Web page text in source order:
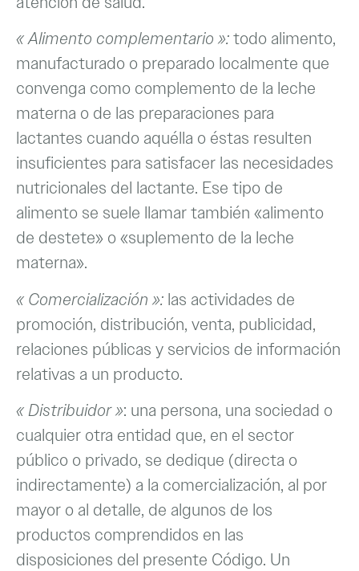
« Alimento complementario »:todo alimento,
manufacturado o preparado localmente que
convenga como complemento de la leche
materna o de las preparaciones para
lactantes cuando aquélla o éstas resulten
insuficientes para satisfacer las necesidades
nutricionales del lactante. Ese tipo de
alimento se suele llamar también «alimento
de destete» o «suplemento de la leche
materna».
« Comercialización »: las actividades de
promoción, distribución, venta, publicidad,
relaciones públicas y servicios de información
relativas a un producto.
« Distribuidor »: una persona, una sociedad o
cualquier otra entidad que, en el sector
público o privado, se dedique (directa o
indirectamente) a la comercialización, al por
mayor o al detalle, de algunos de los
productos comprendidos en las
disposiciones del presente Código. Un